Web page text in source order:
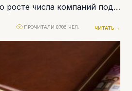
росте числа компаний под
ПРОЧИТАЛИ 8706 ЧЕЛ. ЧИТАТЬ →